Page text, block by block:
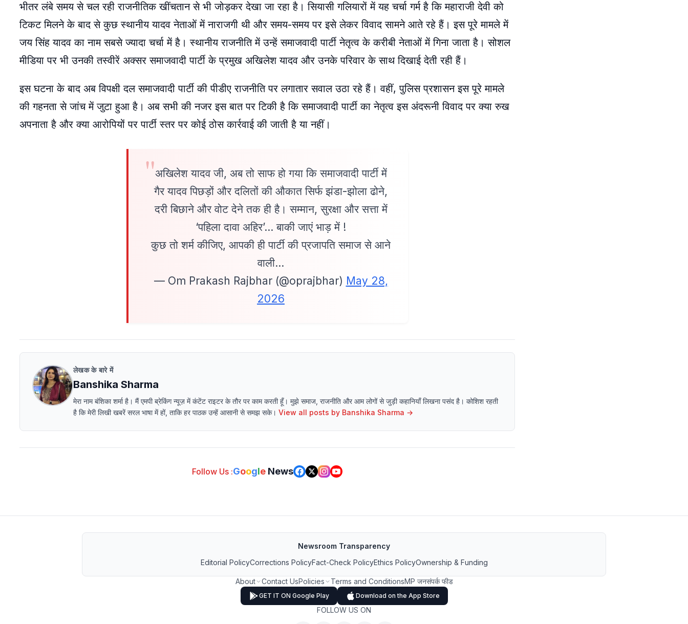
भीतर लंबे समय से चल रही राजनीतिक खींचतान से भी जोड़कर देखा जा रहा है। सियासी गलियारों में यह चर्चा गर्म है कि महाराजी देवी को
टिकट मिलने के बाद से कुछ स्थानीय यादव नेताओं में नाराजगी थी और समय-समय पर इसे लेकर विवाद सामने आते रहे हैं। इस पूरे मामले में
जय सिंह यादव का नाम सबसे ज्यादा चर्चा में है। स्थानीय राजनीति में उन्हें समाजवादी पार्टी नेतृत्व के करीबी नेताओं में गिना जाता है। सोशल
मीडिया पर भी उनकी तस्वीरें अक्सर समाजवादी पार्टी के प्रमुख अखिलेश यादव और उनके परिवार के साथ दिखाई देती रही हैं।
इस घटना के बाद अब विपक्षी दल समाजवादी पार्टी की पीडीए राजनीति पर लगातार सवाल उठा रहे हैं। वहीं, पुलिस प्रशासन इस पूरे मामले
की गहनता से जांच में जुटा हुआ है। अब सभी की नजर इस बात पर टिकी है कि समाजवादी पार्टी का नेतृत्व इस अंदरूनी विवाद पर क्या रुख
अपनाता है और क्या आरोपियों पर पार्टी स्तर पर कोई ठोस कार्रवाई की जाती है या नहीं।
अखिलेश यादव जी, अब तो साफ हो गया कि समाजवादी पार्टी में
गैर यादव पिछड़ों और दलितों की औकात सिर्फ झंडा-झोला ढोने,
दरी बिछाने और वोट देने तक ही है। सम्मान, सुरक्षा और सत्ता में
‘पहिला दावा अहिर’… बाकी जाएं भाड़ में !
कुछ तो शर्म कीजिए, आपकी ही पार्टी की प्रजापति समाज से आने
वाली…
— Om Prakash Rajbhar (@oprajbhar) May 28,
2026
लेखक के बारे में
Banshika Sharma
मेरा नाम बंशिका शर्मा है। मैं एमपी ब्रेकिंग न्यूज़ में कंटेंट राइटर के तौर पर काम करती हूँ। मुझे समाज, राजनीति और आम लोगों से जुड़ी कहानियाँ लिखना पसंद है। कोशिश रहती
है कि मेरी लिखी खबरें सरल भाषा में हों, ताकि हर पाठक उन्हें आसानी से समझ सके। View all posts by Banshika Sharma →
Follow Us :Google News
Newsroom Transparency
Editorial PolicyCorrections PolicyFact-Check PolicyEthics PolicyOwnership & Funding
About Contact UsPolicies Terms and ConditionsMP जनसंपर्क फीड
GET IT ON Google Play Download on the App Store
FOLLOW US ON